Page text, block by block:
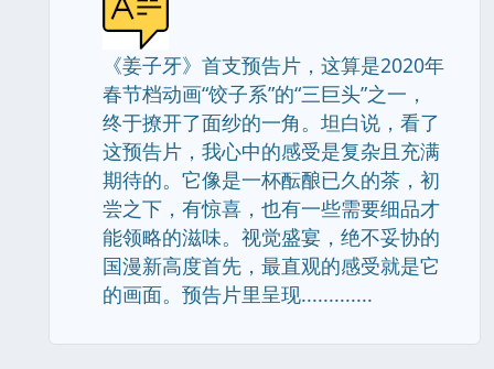
《姜子牙》首支预告片，这算是2020年
春节档动画“饺子系”的“三巨头”之一，
终于撩开了面纱的一角。坦白说，看了
这预告片，我心中的感受是复杂且充满
期待的。它像是一杯酝酿已久的茶，初
尝之下，有惊喜，也有一些需要细品才
能领略的滋味。视觉盛宴，绝不妥协的
国漫新高度首先，最直观的感受就是它
的画面。预告片里呈现.............